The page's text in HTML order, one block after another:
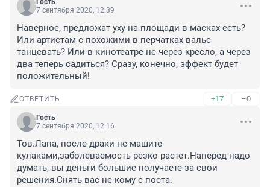
Гость
7 сентября 2020, 12:39
Наверное, предложат уху на площади в масках есть?
Или артистам с похожими в перчатках вальс
танцевать? Или в кинотеатре не через кресло, а через
два теперь садиться? Сразу, конечно, эффект будет
положительный!
ОТВЕТИТЬ +17 –0
Гость
7 сентября 2020, 12:16
Тов.Лапа, после драки не машите
кулаками,заболеваемость резко растет.Наперед надо
думать, вы деньги большие получаете за свои
решения.Снять вас не кому с поста.